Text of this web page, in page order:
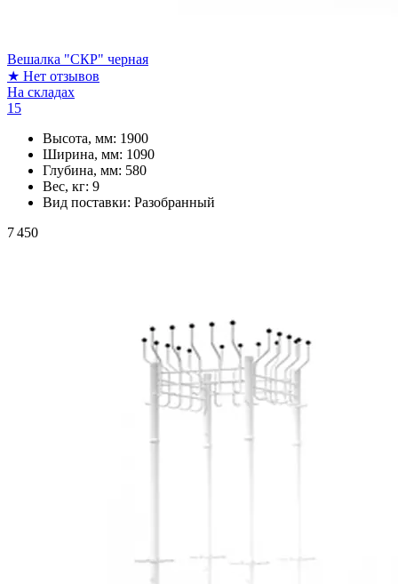
Вешалка "СКР" черная
★ Нет отзывов
На складах
15
Высота, мм: 1900
Ширина, мм: 1090
Глубина, мм: 580
Вес, кг: 9
Вид поставки: Разобранный
7 450